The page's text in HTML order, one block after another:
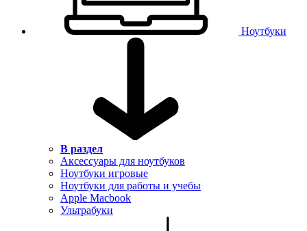
Ноутбуки
В раздел
Аксессуары для ноутбуков
Ноутбуки игровые
Ноутбуки для работы и учебы
Apple Macbook
Ультрабуки